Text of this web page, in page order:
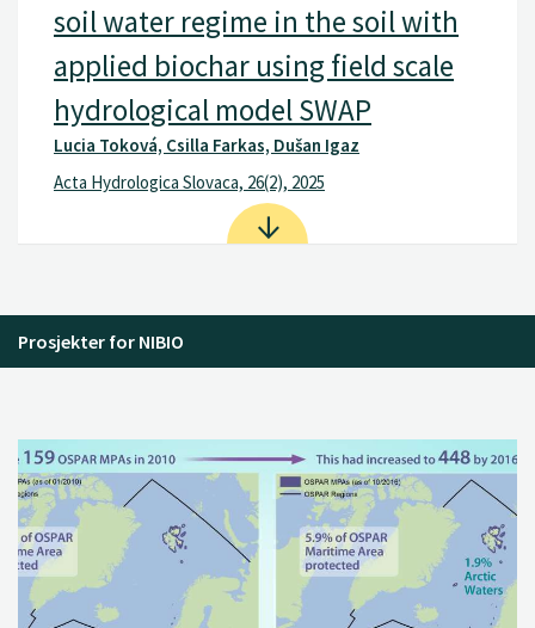
soil water regime in the soil with
applied biochar using field scale
hydrological model SWAP
Lucia Toková, Csilla Farkas, Dušan Igaz
Acta Hydrologica Slovaca, 26(2), 2025
Prosjekter for NIBIO